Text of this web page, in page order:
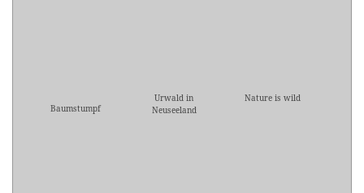
Baumstumpf
Urwald in
Neuseeland
Nature is wild